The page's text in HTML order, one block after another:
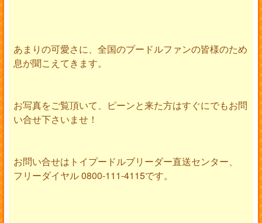
あまりの可愛さに、全国のプードルファンの皆様のため
息が聞こえてきます。
お写真をご覧頂いて、ピーンと来た方はすぐにでもお問
い合せ下さいませ！
お問い合せはトイプードルブリーダー直送センター、
フリーダイヤル 0800-111-4115です。